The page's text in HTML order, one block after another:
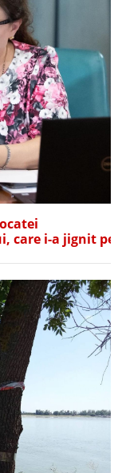
care i-a jignit pe